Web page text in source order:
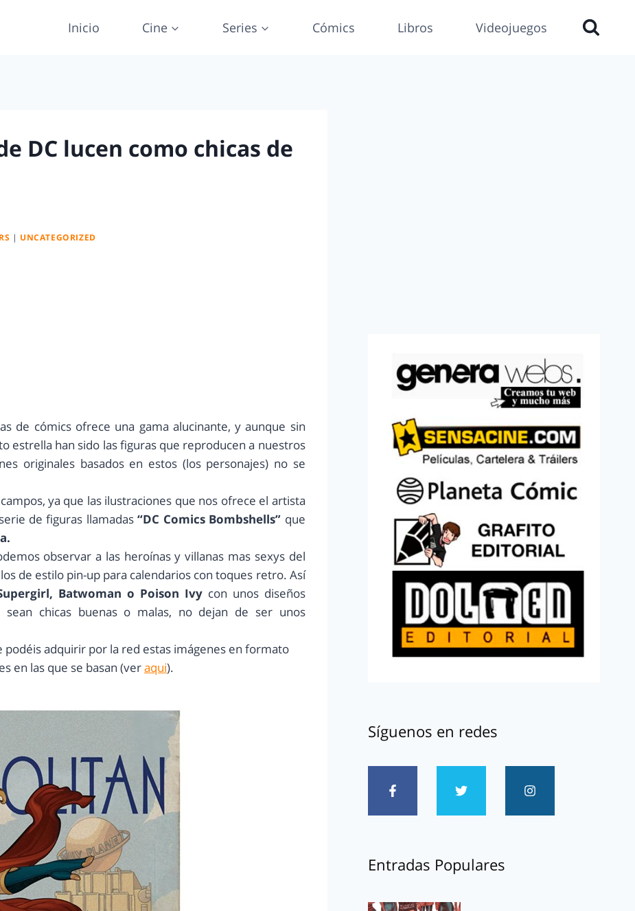
Inicio Cine Series Cómics Libros Videojuegos
DC lucen como chicas de
| UNCATEGORIZED
de cómics ofrece una gama alucinante, y aunque sin
estrella han sido las figuras que reproducen a nuestros
originales basados en estos (los personajes) no se
ya que las ilustraciones que nos ofrece el artista
de figuras llamadas“DC Comics Bombshells” que
observar a las heroínas y villanas mas sexys del
de estilo pin-up para calendarios con toques retro. Así
Batwoman o Poison Ivy con unos diseños
chicas buenas o malas, no dejan de ser unos
podéis adquirir por la red estas imágenes en formato
en las que se basan (veraqui).
Síguenos en redes
Entradas Populares